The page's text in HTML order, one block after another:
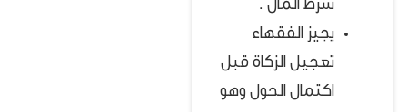
شرط المال .
يجيز الفقهاء
تعجيل الزكاة قبل
اكتمال الحول وهو